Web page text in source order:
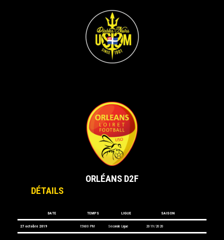
ORLÉANS D2F
DÉTAILS
DATE TEMPS LIGUE SAISON
27 octobre 2019 15h00 PM Seconde Ligue 2019/2020